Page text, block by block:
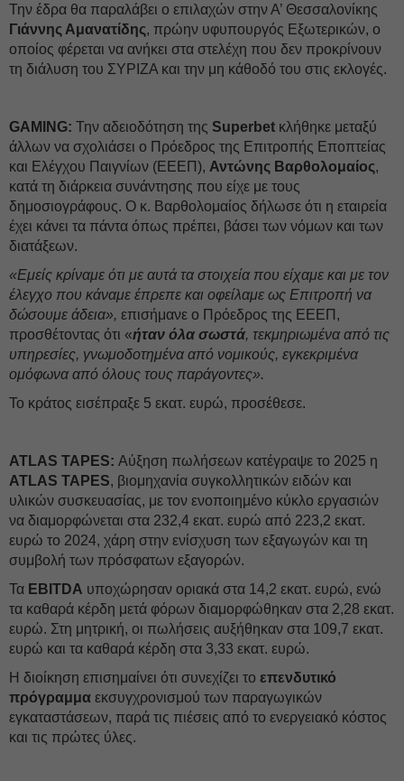
Την έδρα θα παραλάβει ο επιλαχών στην Α’ Θεσσαλονίκης
Γιάννης Αμανατίδης, πρώην υφυπουργός Εξωτερικών, ο
οποίος φέρεται να ανήκει στα στελέχη που δεν προκρίνουν
τη διάλυση του ΣΥΡΙΖΑ και την μη κάθοδό του στις εκλογές.
GAMING: Την αδειοδότηση της Superbet κλήθηκε μεταξύ
άλλων να σχολιάσει ο Πρόεδρος της Επιτροπής Εποπτείας
και Ελέγχου Παιγνίων (ΕΕΕΠ), Αντώνης Βαρθολομαίος,
κατά τη διάρκεια συνάντησης που είχε με τους
δημοσιογράφους. Ο κ. Βαρθολομαίος δήλωσε ότι η εταιρεία
έχει κάνει τα πάντα όπως πρέπει, βάσει των νόμων και των
διατάξεων.
«Εμείς κρίναμε ότι με αυτά τα στοιχεία που είχαμε και με τον
έλεγχο που κάναμε έπρεπε και οφείλαμε ως Επιτροπή να
δώσουμε άδεια», επισήμανε ο Πρόεδρος της ΕΕΕΠ,
προσθέτοντας ότι «ήταν όλα σωστά, τεκμηριωμένα από τις
υπηρεσίες, γνωμοδοτημένα από νομικούς, εγκεκριμένα
ομόφωνα από όλους τους παράγοντες».
Το κράτος εισέπραξε 5 εκατ. ευρώ, προσέθεσε.
ATLAS TAPES: Αύξηση πωλήσεων κατέγραψε το 2025 η
ATLAS TAPES, βιομηχανία συγκολλητικών ειδών και
υλικών συσκευασίας, με τον ενοποιημένο κύκλο εργασιών
να διαμορφώνεται στα 232,4 εκατ. ευρώ από 223,2 εκατ.
ευρώ το 2024, χάρη στην ενίσχυση των εξαγωγών και τη
συμβολή των πρόσφατων εξαγορών.
Τα EBITDA υποχώρησαν οριακά στα 14,2 εκατ. ευρώ, ενώ
τα καθαρά κέρδη μετά φόρων διαμορφώθηκαν στα 2,28 εκατ.
ευρώ. Στη μητρική, οι πωλήσεις αυξήθηκαν στα 109,7 εκατ.
ευρώ και τα καθαρά κέρδη στα 3,33 εκατ. ευρώ.
Η διοίκηση επισημαίνει ότι συνεχίζει το επενδυτικό
πρόγραμμα εκσυγχρονισμού των παραγωγικών
εγκαταστάσεων, παρά τις πιέσεις από το ενεργειακό κόστος
και τις πρώτες ύλες.